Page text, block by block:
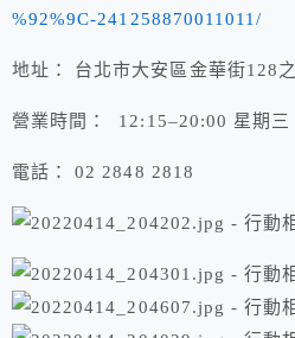
%92%9C-241258870011011/
地址： 台北市大安區金華街128
營業時間： 12:15–20:00 星期三
電話： 02 2848 2818